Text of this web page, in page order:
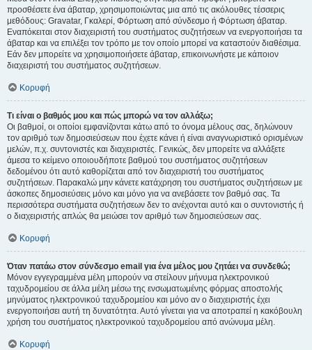
προσθέσετε ένα άβαταρ, χρησιμοποιώντας μια από τις ακόλουθες τέσσερις
μεθόδους: Gravatar, Γκαλερί, Φόρτωση από σύνδεσμο ή Φόρτωση άβαταρ.
Εναπόκειται στον διαχειριστή του συστήματος συζητήσεων να ενεργοποιήσει τα
άβαταρ και να επιλέξει τον τρόπο με τον οποίο μπορεί να καταστούν διαθέσιμα.
Εάν δεν μπορείτε να χρησιμοποιήσετε άβαταρ, επικοινωνήστε με κάποιον
διαχειριστή του συστήματος συζητήσεων.
Κορυφή
Τι είναι ο βαθμός μου και πώς μπορώ να τον αλλάξω;
Οι βαθμοί, οι οποίοι εμφανίζονται κάτω από το όνομα μέλους σας, δηλώνουν
τον αριθμό των δημοσιεύσεων που έχετε κάνει ή είναι αναγνωριστικό ορισμένων
μελών, π.χ. συντονιστές και διαχειριστές. Γενικώς, δεν μπορείτε να αλλάξετε
άμεσα το κείμενο οποιουδήποτε βαθμού του συστήματος συζητήσεων
δεδομένου ότι αυτό καθορίζεται από τον διαχειριστή του συστήματος
συζητήσεων. Παρακαλώ μην κάνετε κατάχρηση του συστήματος συζητήσεων με
άσκοπες δημοσιεύσεις μόνο και μόνο για να ανεβάσετε τον βαθμό σας. Τα
περισσότερα συστήματα συζητήσεων δεν το ανέχονται αυτό και ο συντονιστής ή
ο διαχειριστής απλώς θα μειώσει τον αριθμό των δημοσιεύσεων σας.
Κορυφή
Όταν πατάω στον σύνδεσμο email για ένα μέλος μου ζητάει να συνδεθώ;
Μόνον εγγεγραμμένα μέλη μπορούν να στείλουν μήνυμα ηλεκτρονικού
ταχυδρομείου σε άλλα μέλη μέσω της ενσωματωμένης φόρμας αποστολής
μηνύματος ηλεκτρονικού ταχυδρομείου και μόνο αν ο διαχειριστής έχει
ενεργοποιήσει αυτή τη δυνατότητα. Αυτό γίνεται για να αποτραπεί η κακόβουλη
χρήση του συστήματος ηλεκτρονικού ταχυδρομείου από ανώνυμα μέλη.
Κορυφή